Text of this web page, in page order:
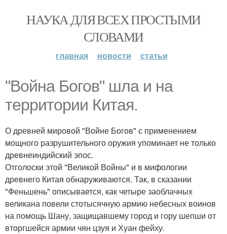
НАУКА ДЛЯ ВСЕХ ПРОСТЫМИ
СЛОВАМИ
главная новости статьи
"Война Богов" шла и на
территории Китая.
О древней мировой "Войне Богов" с применением
мощного разрушительного оружия упоминает не только
древнеиндийский эпос.
Отголоски этой "Великой Войны" и в мифологии
древнего Китая обнаруживаются. Так, в сказании
"Феньшень" описывается, как четыре заоблачных
великана повели стотысячную армию небесных воинов
на помощь Шану, защищавшему город и гору шепши от
вторгшейся армии чян цзуя и Хуан фейху.